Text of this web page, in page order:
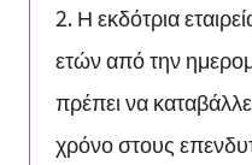
2. Η εκδότρια
ετών από την
πρέπει να
χρόνο στους